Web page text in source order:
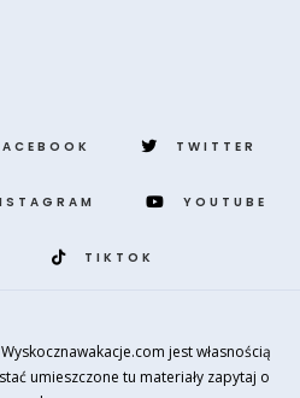
TWITTER
YOUTUBE
TIKTOK
jest własnością
umieszczone tu materiały zapytaj o